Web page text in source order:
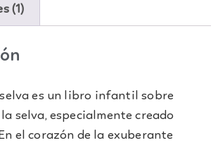
(1)
es un libro infantil sobre
selva, especialmente creado
el corazón de la exuberante